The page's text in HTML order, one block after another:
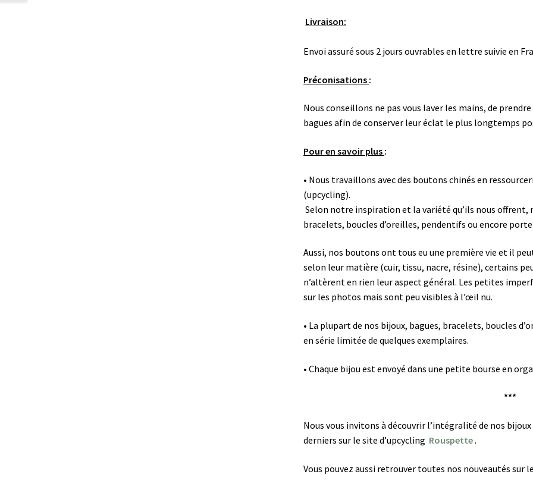
Livraison:
Envoi assuré sous 2 jours ouvrables en lettre suivie en
Préconisations :
Nous conseillons ne pas vous laver les mains, de
bagues afin de conserver leur éclat le plus longtemps
Pour en savoir plus :
• Nous travaillons avec des boutons chinés en
(upcycling).
Selon notre inspiration et la variété qu’ils nous
bracelets, boucles d’oreilles, pendentifs ou encore
Aussi, nos boutons ont tous eu une première vie et il
selon leur matière (cuir, tissu, nacre, résine), certains
n’altèrent en rien leur aspect général. Les petites
sur les photos mais sont peu visibles à l’œil nu.
• La plupart de nos bijoux, bagues, bracelets, boucles
en série limitée de quelques exemplaires.
•Chaque bijou est envoyé dans une petite bourse en
***
Nous vous invitons à découvrir l’intégralité de nos
derniers sur le site d’upcycling Rouspette.
Vous pouvez aussi retrouver toutes nos nouveautés sur